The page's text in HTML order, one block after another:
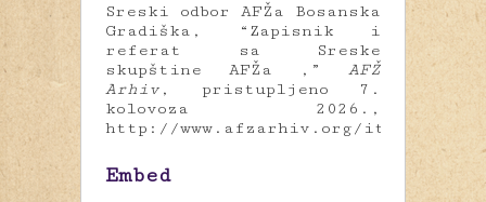
Sreski odbor AFŽa Bosanska
Gradiška, “Zapisnik i
referat sa Sreske
skupštine AFŽa ,” AFŽ
Arhiv , pristupljeno 7.
kolovoza 2026.,
http://www.afzarhiv.org/items/show/
Embed